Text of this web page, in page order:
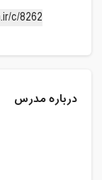
درباره مدرس